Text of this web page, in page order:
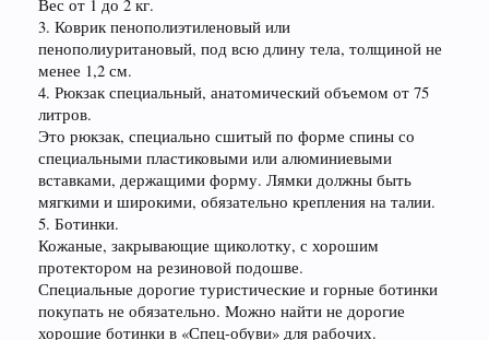
Вес от 1 до 2 кг.
3. Коврик пенополиэтиленовый или
пенополиуритановый, под всю длину тела, толщиной не
менее 1,2 см.
4. Рюкзак специальный, анатомический объемом от 75
литров.
Это рюкзак, специально сшитый по форме спины со
специальными пластиковыми или алюминиевыми
вставками, держащими форму. Лямки должны быть
мягкими и широкими, обязательно крепления на талии.
5. Ботинки.
Кожаные, закрывающие щиколотку, с хорошим
протектором на резиновой подошве.
Специальные дорогие туристические и горные ботинки
покупать не обязательно. Можно найти не дорогие
хорошие ботинки в «Спец-обуви» для рабочих.